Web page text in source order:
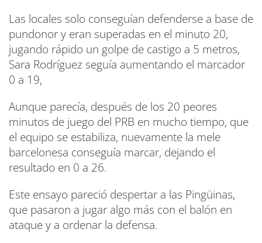
Las locales solo conseguían defenderse a base de
pundonor y eran superadas en el minuto 20,
jugando rápido un golpe de castigo a 5 metros,
Sara Rodríguez seguía aumentando el marcador
0 a 19,
Aunque parecía, después de los 20 peores
minutos de juego del PRB en mucho tiempo, que
el equipo se estabiliza, nuevamente la mele
barcelonesa conseguía marcar, dejando el
resultado en 0 a 26.
Este ensayo pareció despertar a las Pingüinas,
que pasaron a jugar algo más con el balón en
ataque y a ordenar la defensa.